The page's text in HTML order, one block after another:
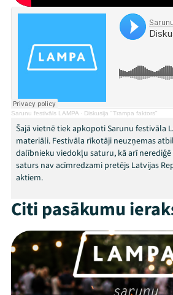
Programma
Jaunumi
Ziedo
Veikals
Kontakti
Sarunu festivāls LAMPA · Diskusija "Trampa faktors"
Šajā vietnē tiek apkopoti Sarunu festivāla
materiāli. Festivāla rīkotāji neuzņemas
dalībnieku viedokļu saturu, kā arī
saturs nav acīmredzami pretējs Latvijas
aktiem.
Citi pasākumu